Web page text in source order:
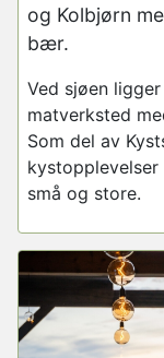
og Kolbjørn
bær.
Ved sjøen ligger
matverksted
Som del av
kystopplevelser
små og store.